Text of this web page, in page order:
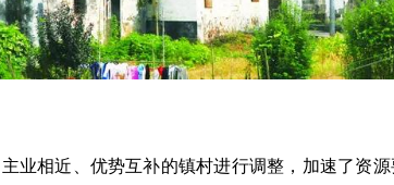
业相近、优势互补的镇村进行调整，加速了资